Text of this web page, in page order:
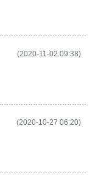
(2020-11-02 09:38)
(2020-10-27 06:20)